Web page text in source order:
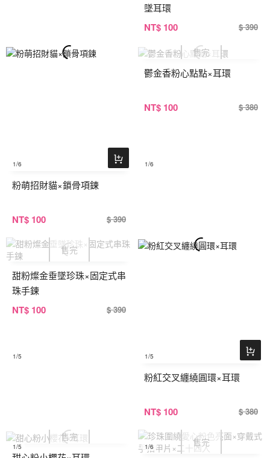
墜耳環
NT$ 100 $ 390
1/6
粉萌招財貓×鎖骨項鍊
NT$ 100 $ 390
1/6
鬱金香粉心點點×耳環
NT$ 100 $ 380
1/5
甜粉燦金垂墜珍珠×固定式串
珠手鍊
NT$ 100 $ 390
1/5
粉紅交叉纏繞圓環×耳環
NT$ 100 $ 380
1/5 1/6